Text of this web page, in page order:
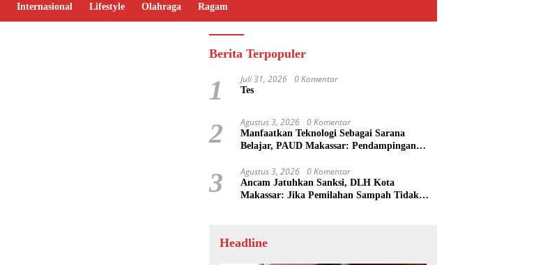
Internasional Lifestyle Olahraga Ragam
Berita Terpopuler
1 Juli 31, 2026 0 Komentar
Tes
2 Agustus 3, 2026 0 Komentar
Manfaatkan Teknologi Sebagai Sarana
Belajar, PAUD Makassar: Pendampingan
3 Agustus 3, 2026 0 Komentar
Ancam Jatuhkan Sanksi, DLH Kota
Makassar: Jika Pemilahan Sampah Tidak
Headline